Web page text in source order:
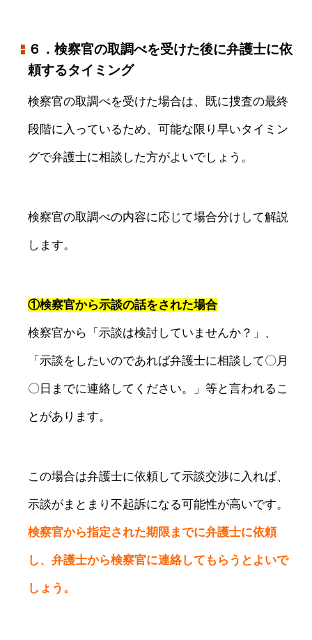
６．検察官の取調べを受けた後に弁護士に依
頼するタイミング
検察官の取調べを受けた場合は、既に捜査の最終
段階に入っているため、可能な限り早いタイミン
グで弁護士に相談した方がよいでしょう。
検察官の取調べの内容に応じて場合分けして解説
します。
①検察官から示談の話をされた場合
検察官から「示談は検討していませんか？」、
「示談をしたいのであれば弁護士に相談して〇月
〇日までに連絡してください。」等と言われるこ
とがあります。
この場合は弁護士に依頼して示談交渉に入れば、
示談がまとまり不起訴になる可能性が高いです。
検察官から指定された期限までに弁護士に依頼
し、弁護士から検察官に連絡してもらうとよいで
しょう。